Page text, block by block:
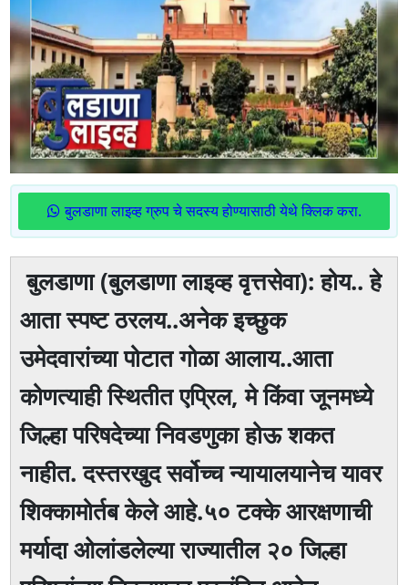
बुलडाणा लाइव्ह ग्रुप चे सदस्य होण्यासाठी येथे क्लिक करा.
बुलडाणा (बुलडाणा लाइव्ह वृत्तसेवा): होय.. हे
आता स्पष्ट ठरलय..अनेक इच्छुक
उमेदवारांच्या पोटात गोळा आलाय..आता
कोणत्याही स्थितीत एप्रिल, मे किंवा जूनमध्ये
जिल्हा परिषदेच्या निवडणुका होऊ शकत
नाहीत. दस्तरखुद सर्वोच्च न्यायालयानेच यावर
शिक्कामोर्तब केले आहे.५० टक्के आरक्षणाची
मर्यादा ओलांडलेल्या राज्यातील २० जिल्हा